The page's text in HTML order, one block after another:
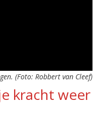
(Foto: Robbert van Cleef)
kracht weer